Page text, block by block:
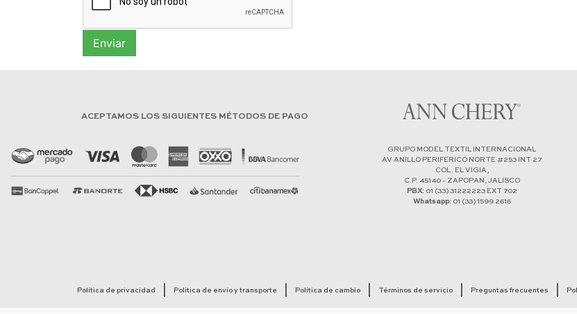
Enviar
ACEPTAMOS LOS SIGUIENTES MÉTODOS DE PAGO
GRUPO MODEL TEXTIL INTERNACIONAL
AV ANILLO PERIFERICO NORTE #253 INT 27
COL. EL VIGIA,
C.P. 45140 - ZAPOPAN, JALISCO
PBX:01 (33) 31222223 EXT 702
Whatsapp:01 (33) 1599 2616
Política de privacidad Política de envío y transporte Política de cambio Términos de servicio Preguntas frecuentes